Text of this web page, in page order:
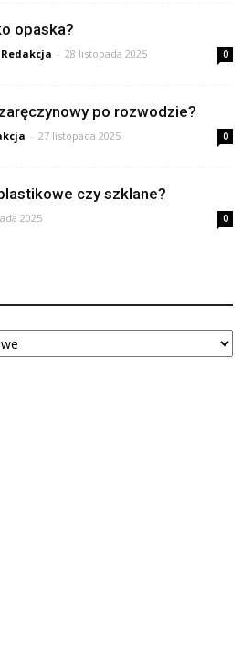
opaska?
Redakcja - 28 listopada 2025 0
po rozwodzie?
- 27 listopada 2025 0
czy szklane?
2025 0